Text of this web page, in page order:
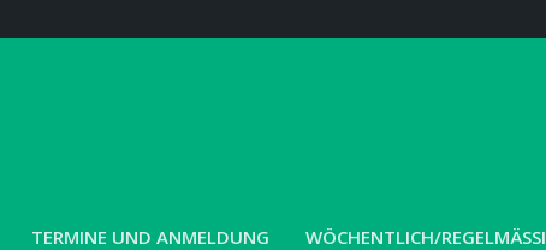
TERMINE UND ANMELDUNG WÖCHENTLICH/REGELMÄSSIG